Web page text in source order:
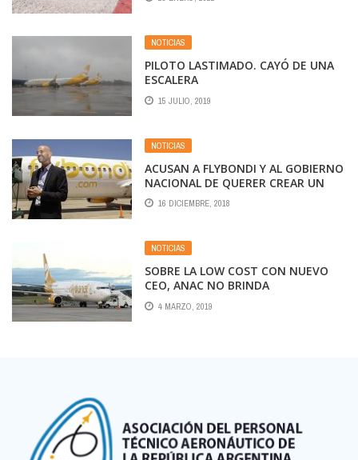
CONTAGIOS COVID-19. ¿QUE FUE?
NOTICIAS
PILOTO LASTIMADO. CAYÓ DE UNA
ESCALERA
15 JULIO, 2019
NOTICIAS
ACUSAN A FLYBONDI Y AL GOBIERNO
NACIONAL DE QUERER CREAR UN
SINDICATO AFÍN A LAS LOW COST
16 DICIEMBRE, 2018
NOTICIAS
SOBRE LA LOW COST CON NUEVO
CEO, ANAC NO BRINDA
INFORMACION QUE ES PUBLICA. MAS
DEMORAS Y PRIVILEGIOS.
4 MARZO, 2019